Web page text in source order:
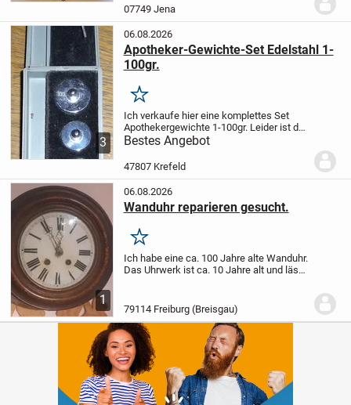
07749 Jena
3
06.08.2026
Apotheker-Gewichte-Set Edelstahl 1-
100gr.
Merken
Ich verkaufe hier eine komplettes Set
Apothekergewichte 1-100gr. Leider ist das
Scharnier an der Aufbewahrungsbox
ABGABE GEGEN GEBOT
schauen Sie gerne auch meine weiteren
Angebote...
Bestes Angebot
47807 Krefeld
1
06.08.2026
Wanduhr reparieren gesucht.
Merken
Ich habe eine ca. 100 Jahre alte Wanduhr.
Das Uhrwerk ist ca. 10 Jahre alt und lässt
Nachricht nach Freiburg.
79114 Freiburg (Breisgau)